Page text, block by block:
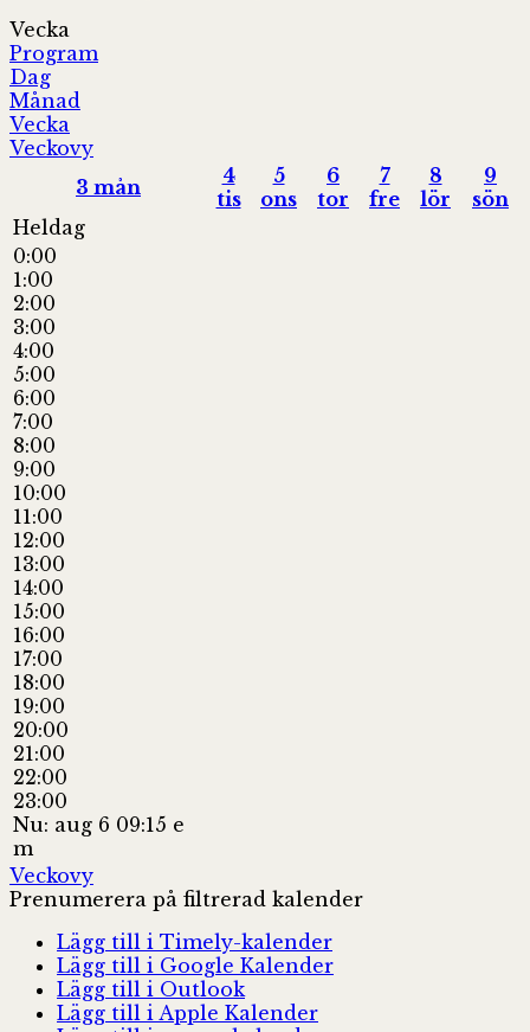
Vecka
Program
Dag
Månad
Vecka
Veckovy
3 mån
4
tis
5
ons
6
tor
7
fre
8
lör
9
sön
Heldag
0:00
1:00
2:00
3:00
4:00
5:00
6:00
7:00
8:00
9:00
10:00
11:00
12:00
13:00
14:00
15:00
16:00
17:00
18:00
19:00
20:00
21:00
22:00
23:00
Nu: aug 6 09:15 e
m
Veckovy
Prenumerera på filtrerad kalender
Lägg till i Timely-kalender
Lägg till i Google Kalender
Lägg till i Outlook
Lägg till i Apple Kalender